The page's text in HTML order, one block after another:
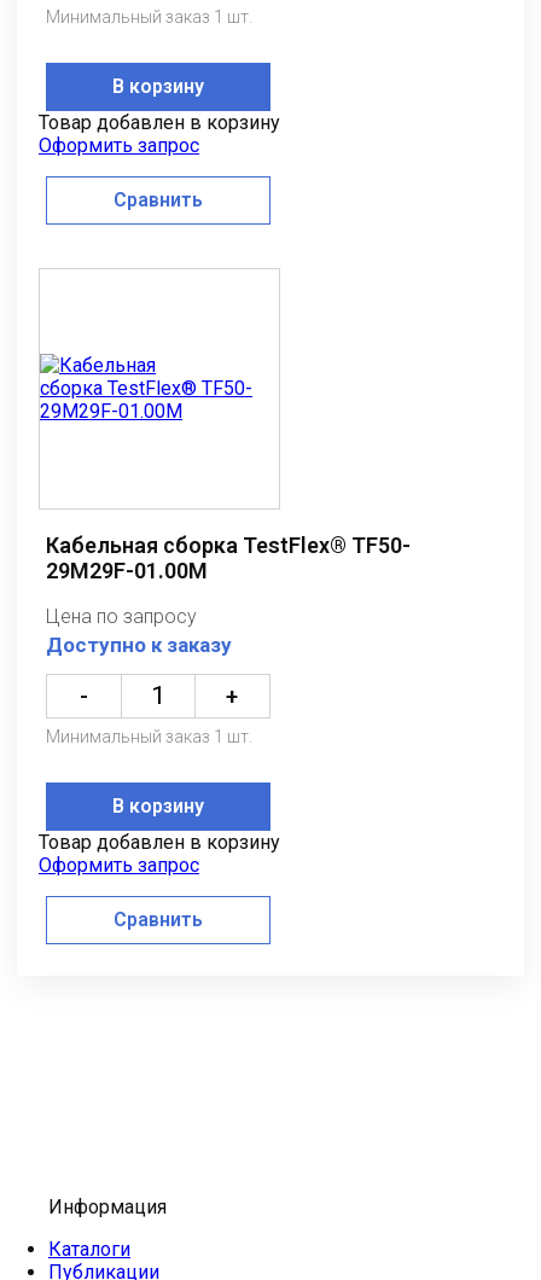
Минимальный заказ 1 шт.
В корзину
Товар добавлен в корзину
Оформить запрос
Сравнить
Кабельная сборка TestFlex® TF50-
29M29F-01.00M
Цена по запросу
Доступно к заказу
- +
Минимальный заказ 1 шт.
В корзину
Товар добавлен в корзину
Оформить запрос
Сравнить
Информация
Каталоги
Публикации